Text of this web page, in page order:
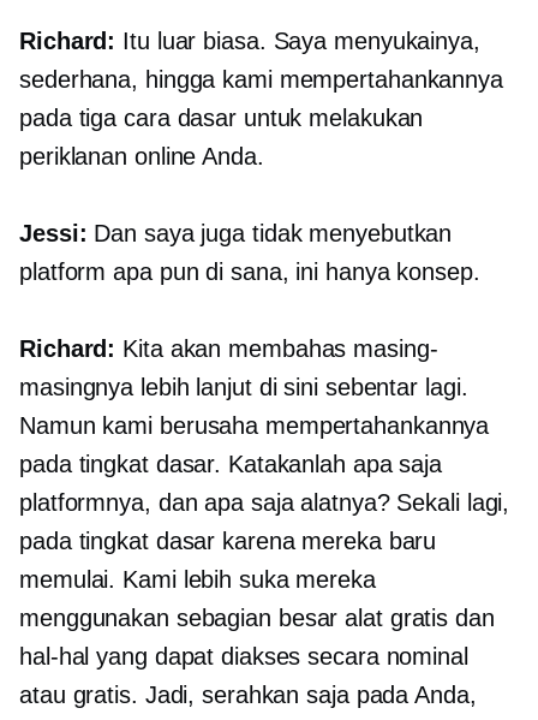
Richard: Itu luar biasa. Saya menyukainya,
sederhana, hingga kami mempertahankannya
pada tiga cara dasar untuk melakukan
periklanan online Anda.
Jessi: Dan saya juga tidak menyebutkan
platform apa pun di sana, ini hanya konsep.
Richard: Kita akan membahas masing-
masingnya lebih lanjut di sini sebentar lagi.
Namun kami berusaha mempertahankannya
pada tingkat dasar. Katakanlah apa saja
platformnya, dan apa saja alatnya? Sekali lagi,
pada tingkat dasar karena mereka baru
memulai. Kami lebih suka mereka
menggunakan sebagian besar alat gratis dan
hal-hal yang dapat diakses secara nominal
atau gratis. Jadi, serahkan saja pada Anda,